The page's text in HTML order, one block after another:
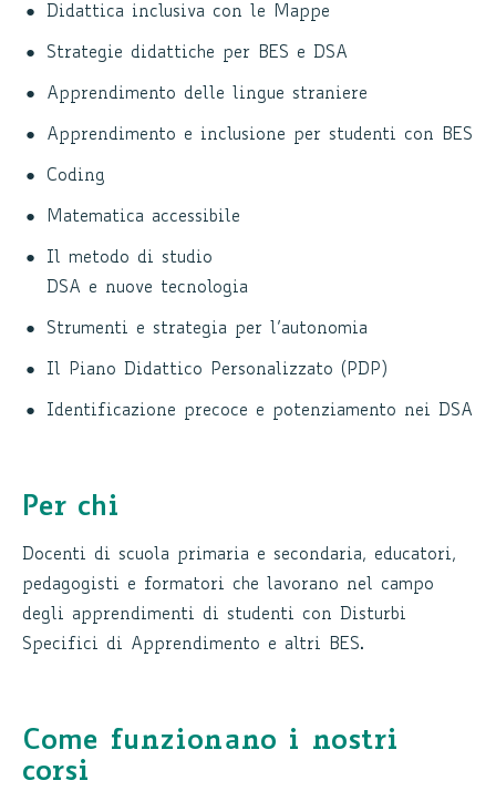
Didattica inclusiva con le Mappe
Strategie didattiche per BES e DSA
Apprendimento delle lingue straniere
Apprendimento e inclusione per studenti con BES
Coding
Matematica accessibile
Il metodo di studio
DSA e nuove tecnologia
Strumenti e strategia per l’autonomia
Il Piano Didattico Personalizzato (PDP)
Identificazione precoce e potenziamento nei DSA
Per chi
Docenti di scuola primaria e secondaria, educatori,
pedagogisti e formatori che lavorano nel campo
degli apprendimenti di studenti con Disturbi
Specifici di Apprendimento e altri BES.
Come funzionano i nostri
corsi